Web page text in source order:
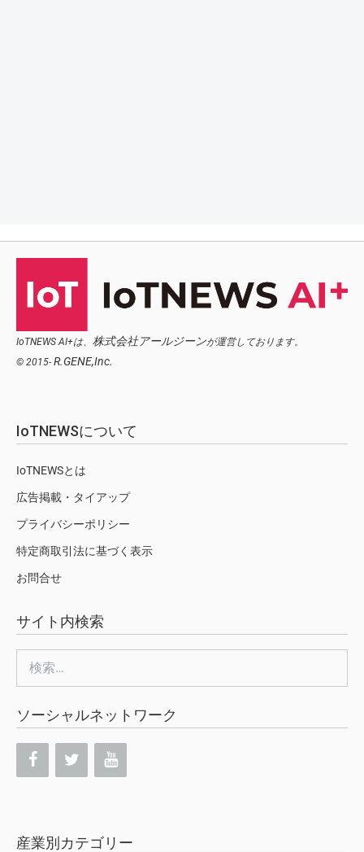
IoTNEWS AI+は、 株式会社アールジーンが運営しております。
© 2015- R.GENE,Inc.
IoTNEWSについて
IoTNEWSとは
広告掲載・タイアップ
プライバシーポリシー
特定商取引法に基づく表示
お問合せ
サイト内検索
索:
ソーシャルネットワーク
産業別カテゴリー